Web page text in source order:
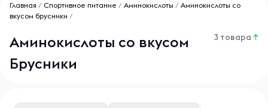
Главная / Спортивное питание / Аминокислоты / Аминокислоты со
вкусом брусники /
Аминокислоты со вкусом
Брусники
3 товара ↑